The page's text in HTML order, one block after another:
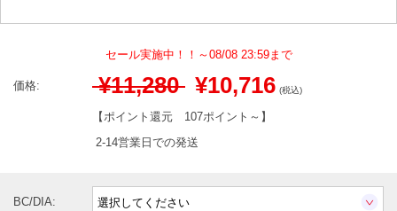
セール実施中！！～08/08 23:59まで
価格: ¥11,280 ¥10,716 (税込)
【ポイント還元 107ポイント～ 】
2-14営業日での発送
BC/DIA: